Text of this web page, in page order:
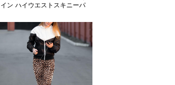
イン ハイウエストスキニーパ